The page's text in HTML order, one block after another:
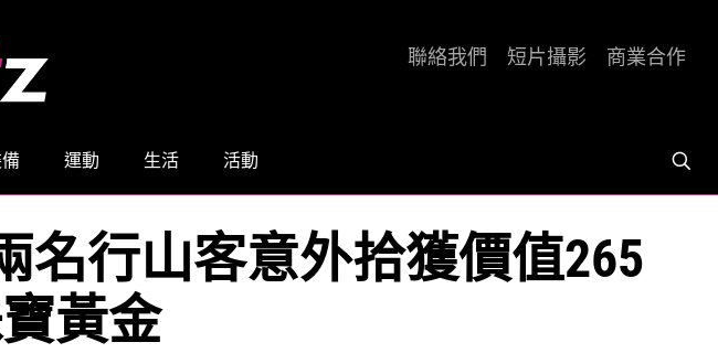
運動 生活 活動
聯絡我們 短片攝影 商業合作
名行山客意外拾獲價值265
黃金